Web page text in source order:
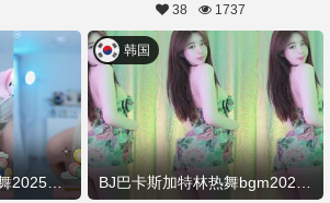
38 1737
BJ美珠加特林抖臀热舞20250621舞蹈剪辑
韩国